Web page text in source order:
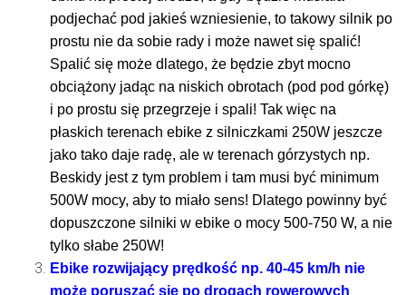
podjechać pod jakieś wzniesienie, to takowy silnik po
prostu nie da sobie rady i może nawet się spalić!
Spalić się może dlatego, że będzie zbyt mocno
obciążony jadąc na niskich obrotach (pod pod górkę)
i po prostu się przegrzeje i spali! Tak więc na
płaskich terenach ebike z silniczkami 250W jeszcze
jako tako daje radę, ale w terenach górzystych np.
Beskidy jest z tym problem i tam musi być minimum
500W mocy, aby to miało sens! Dlatego powinny być
dopuszczone silniki w ebike o mocy 500-750 W, a nie
tylko słabe 250W!
Ebike rozwijający prędkość np. 40-45 km/h nie
może poruszać się po drogach rowerowych